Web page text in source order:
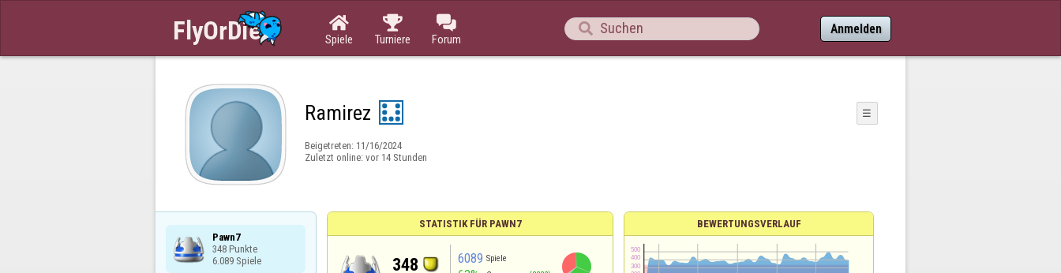

Spiele

Turniere

Forum
 Anmelden
Ramirez ☰
Beigetreten: 11/16/2024
Zuletzt online: vor 14 Stunden
Pawn7
348 Punkte
6.089 Spiele
STATISTIK FÜR PAWN7
348 6089 Spiele
BEWERTUNGSVERLAUF